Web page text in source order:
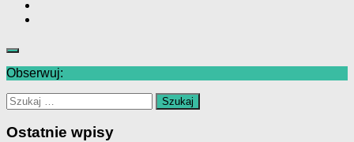
Obserwuj:
Szukaj:
Ostatnie wpisy